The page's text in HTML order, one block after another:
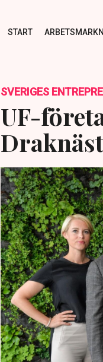
START
SVERIGES
UF-